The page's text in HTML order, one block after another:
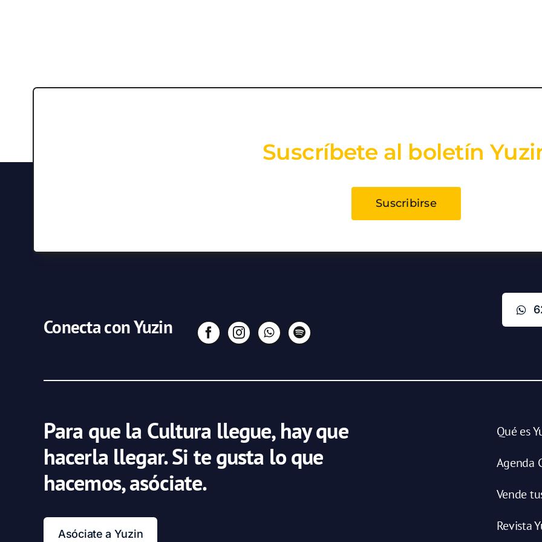
Suscríbete al boletín
Suscribirse
Conecta con Yuzin
Para que la Cultura llegue, hay que
hacerla llegar. Si te gusta lo que
hacemos, asóciate.
Asóciate a Yuzin
Qué es
Agenda
Vende
Revista